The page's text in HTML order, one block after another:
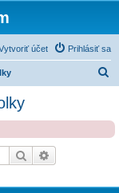
Prihlásiť sa
účet
Hľadať